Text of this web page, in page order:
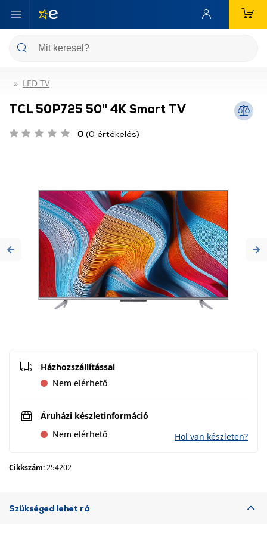
LED TV
TCL 50P725 50" 4K Smart TV
0 (0 értékelés)
Previous
Házhozszállítással
Nem elérhető
Áruházi készletinformáció
Nem elérhető
Hol van készleten?
Cikkszám:254202
Szükséged lehet rá